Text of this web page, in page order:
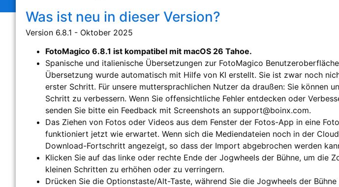
Was ist neu in dieser Version?
Version 6.8.1 - Oktober 2025
FotoMagico 6.8.1 ist kompatibel mit macOS 26 Tahoe.
Spanische und italienische Übersetzungen zur FotoMagico
Übersetzung wurde automatisch mit Hilfe von KI erstellt. Sie ist zwar noch
erster Schritt. Für unsere muttersprachlichen Nutzer da draußen: Sie können
Schritt zu verbessern. Wenn Sie offensichtliche Fehler entdecken oder
senden Sie bitte ein Feedback mit Screenshots an support@boinx.com.
Das Ziehen von Fotos oder Videos aus dem Fenster der Fotos-App in eine
funktioniert jetzt wie erwartet. Wenn sich die Mediendateien noch in der
Download-Fortschritt angezeigt, so dass der Import abgebrochen werden
Klicken Sie auf das linke oder rechte Ende der Jogwheels der Bühne, um die
kleinen Schritten zu erhöhen oder zu verringern.
Drücken Sie die Optionstaste/Alt-Taste, während Sie die Jogwheels der